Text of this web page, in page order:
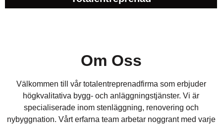
Om Oss
Välkommen till vår totalentreprenadfirma som erbjuder
högkvalitativa bygg- och anläggningstjänster. Vi är
specialiserade inom stenläggning, renovering och
nybyggnation. Vårt erfarna team arbetar noggrant med varje